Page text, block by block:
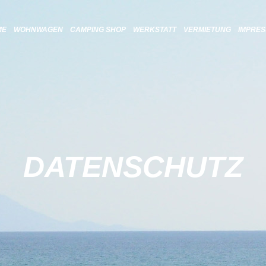
WOHNWAGEN CAMPING SHOP WERKSTATT VERMIETUNG
DATENSCHUTZ